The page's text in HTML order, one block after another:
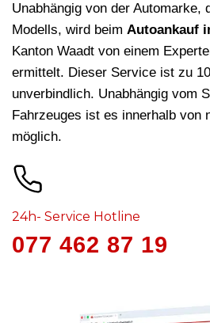
Unabhängig von der Automarke,
Modells, wird beim Autoankauf
Kanton Waadt von einem
ermittelt. Dieser Service ist zu
unverbindlich. Unabhängig vom
Fahrzeuges ist es innerhalb von
möglich.
24h- Service Hotline
077 462 87 19